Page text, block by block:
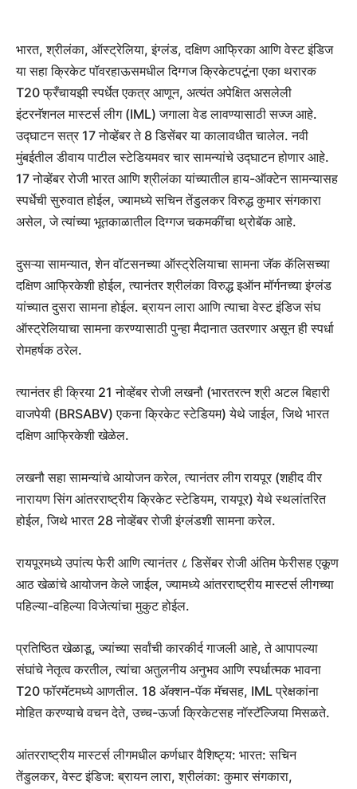
भारत, श्रीलंका, ऑस्ट्रेलिया, इंग्लंड, दक्षिण आफ्रिका आणि वेस्ट इंडिज
या सहा क्रिकेट पॉवरहाऊसमधील दिग्गज क्रिकेटपटूंना एका थरारक
T20 फ्रँचायझी स्पर्धेत एकत्र आणून, अत्यंत अपेक्षित असलेली
इंटरनॅशनल मास्टर्स लीग (IML) जगाला वेड लावण्यासाठी सज्ज आहे.
उद्घाटन सत्र 17 नोव्हेंबर ते 8 डिसेंबर या कालावधीत चालेल. नवी
मुंबईतील डीवाय पाटील स्टेडियमवर चार सामन्यांचे उद्घाटन होणार आहे.
17 नोव्हेंबर रोजी भारत आणि श्रीलंका यांच्यातील हाय-ऑक्टेन सामन्यासह
स्पर्धेची सुरुवात होईल, ज्यामध्ये सचिन तेंडुलकर विरुद्ध कुमार संगकारा
असेल, जे त्यांच्या भूतकाळातील दिग्गज चकमकींचा थ्रोबॅक आहे.
दुसऱ्या सामन्यात, शेन वॉटसनच्या ऑस्ट्रेलियाचा सामना जॅक कॅलिसच्या
दक्षिण आफ्रिकेशी होईल, त्यानंतर श्रीलंका विरुद्ध इऑन मॉर्गनच्या इंग्लंड
यांच्यात दुसरा सामना होईल. ब्रायन लारा आणि त्याचा वेस्ट इंडिज संघ
ऑस्ट्रेलियाचा सामना करण्यासाठी पुन्हा मैदानात उतरणार असून ही स्पर्धा
रोमहर्षक ठरेल.
त्यानंतर ही क्रिया 21 नोव्हेंबर रोजी लखनौ (भारतरत्न श्री अटल बिहारी
वाजपेयी (BRSABV) एकना क्रिकेट स्टेडियम) येथे जाईल, जिथे भारत
दक्षिण आफ्रिकेशी खेळेल.
लखनौ सहा सामन्यांचे आयोजन करेल, त्यानंतर लीग रायपूर (शहीद वीर
नारायण सिंग आंतरराष्ट्रीय क्रिकेट स्टेडियम, रायपूर) येथे स्थलांतरित
होईल, जिथे भारत 28 नोव्हेंबर रोजी इंग्लंडशी सामना करेल.
रायपूरमध्ये उपांत्य फेरी आणि त्यानंतर ८ डिसेंबर रोजी अंतिम फेरीसह एकूण
आठ खेळांचे आयोजन केले जाईल, ज्यामध्ये आंतरराष्ट्रीय मास्टर्स लीगच्या
पहिल्या-वहिल्या विजेत्यांचा मुकुट होईल.
प्रतिष्ठित खेळाडू, ज्यांच्या सर्वांची कारकीर्द गाजली आहे, ते आपापल्या
संघांचे नेतृत्व करतील, त्यांचा अतुलनीय अनुभव आणि स्पर्धात्मक भावना
T20 फॉरमॅटमध्ये आणतील. 18 ॲक्शन-पॅक मॅचसह, IML प्रेक्षकांना
मोहित करण्याचे वचन देते, उच्च-ऊर्जा क्रिकेटसह नॉस्टॅल्जिया मिसळते.
आंतरराष्ट्रीय मास्टर्स लीगमधील कर्णधार वैशिष्ट्य: भारत: सचिन
तेंडुलकर, वेस्ट इंडिज: ब्रायन लारा, श्रीलंका: कुमार संगकारा,